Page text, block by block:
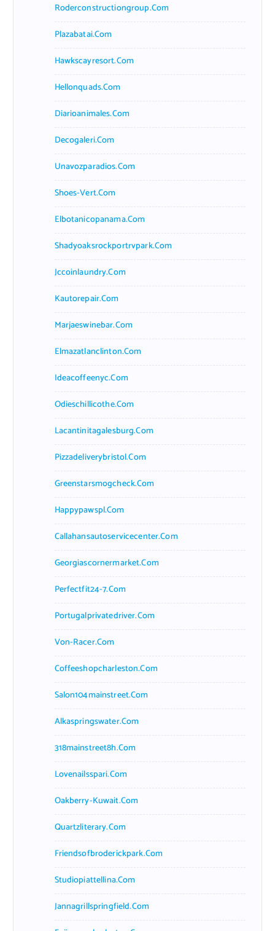
Roderconstructiongroup.com
Plazabatai.com
Hawkscayresort.com
Hellonquads.com
Diarioanimales.com
Decogaleri.com
Unavozparadios.com
Shoes-Vert.com
Elbotanicopanama.com
Shadyoaksrockportrvpark.com
Jccoinlaundry.com
Kautorepair.com
Marjaeswinebar.com
Elmazatlanclinton.com
Ideacoffeenyc.com
Odieschillicothe.com
Lacantinitagalesburg.com
Pizzadeliverybristol.com
Greenstarsmogcheck.com
Happypawspl.com
Callahansautoservicecenter.com
Georgiascornermarket.com
Perfectfit24-7.com
Portugalprivatedriver.com
Von-Racer.com
Coffeeshopcharleston.com
Salon104mainstreet.com
Alkaspringswater.com
318mainstreet8h.com
Lovenailsspari.com
Oakberry-Kuwait.com
Quartzliterary.com
Friendsofbroderickpark.com
Studiopiattellina.com
Jannagrillspringfield.com